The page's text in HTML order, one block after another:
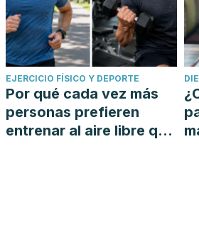
EJERCICIO FÍSICO Y DEPORTE
Por qué cada vez más
personas prefieren
entrenar al aire libre que